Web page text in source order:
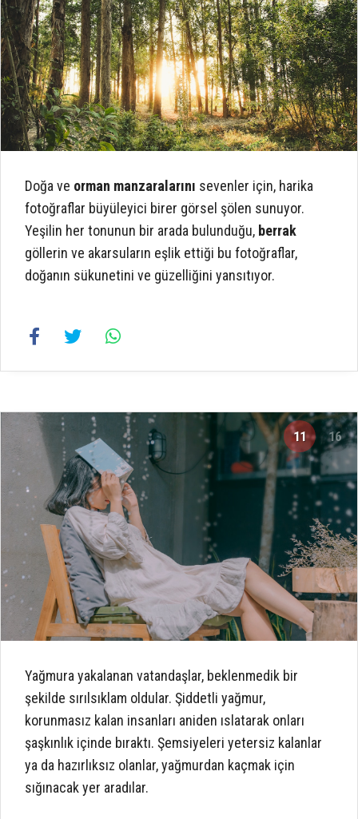
Doğa ve orman manzaralarını sevenler için, harika
fotoğraflar büyüleyici birer görsel şölen sunuyor.
Yeşilin her tonunun bir arada bulunduğu, berrak
göllerin ve akarsuların eşlik ettiği bu fotoğraflar,
doğanın sükunetini ve güzelliğini yansıtıyor.
11 16
Yağmura yakalanan vatandaşlar, beklenmedik bir
şekilde sırılsıklam oldular. Şiddetli yağmur,
korunmasız kalan insanları aniden ıslatarak onları
şaşkınlık içinde bıraktı. Şemsiyeleri yetersiz kalanlar
ya da hazırlıksız olanlar, yağmurdan kaçmak için
sığınacak yer aradılar.